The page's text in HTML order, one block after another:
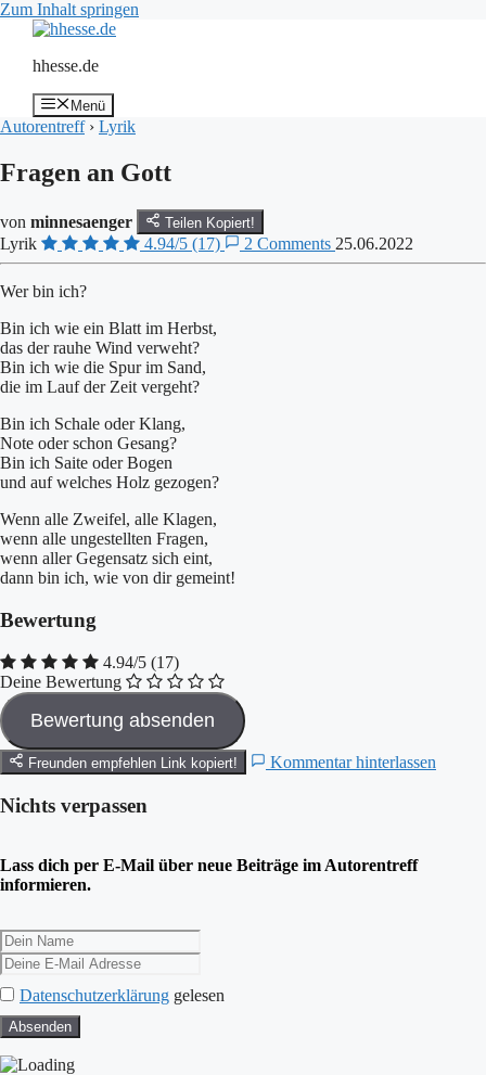
Zum Inhalt springen
hhesse.de
Menü
Autorentreff › Lyrik
Fragen an Gott
von minnesaenger Teilen Kopiert!
Lyrik 4.94/5 (17) 2 Comments 25.06.2022
Wer bin ich?
Bin ich wie ein Blatt im Herbst,
das der rauhe Wind verweht?
Bin ich wie die Spur im Sand,
die im Lauf der Zeit vergeht?
Bin ich Schale oder Klang,
Note oder schon Gesang?
Bin ich Saite oder Bogen
und auf welches Holz gezogen?
Wenn alle Zweifel, alle Klagen,
wenn alle ungestellten Fragen,
wenn aller Gegensatz sich eint,
dann bin ich, wie von dir gemeint!
Bewertung
4.94/5 (17)
Deine Bewertung
Freunden empfehlen Link kopiert! Kommentar hinterlassen
Nichts verpassen
Lass dich per E-Mail über neue Beiträge im Autorentreff
informieren.
Datenschutzerklärung gelesen